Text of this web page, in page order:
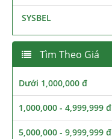
SYSBEL
Tìm Theo Giá
Dưới 1,000,000 đ
1,000,000 - 4,999,999 đ
5,000,000 - 9,999,999 đ